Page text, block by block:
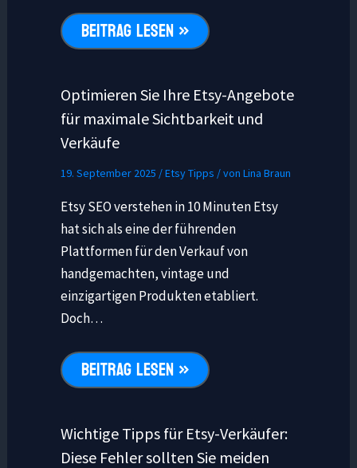
BEITRAG LESEN »
Optimieren Sie Ihre Etsy-Angebote
für maximale Sichtbarkeit und
Verkäufe
19. September 2025 /Etsy Tipps / von Lina Braun
Etsy SEO verstehen in 10 Minuten Etsy
hat sich als eine der führenden
Plattformen für den Verkauf von
handgemachten, vintage und
einzigartigen Produkten etabliert.
Doch…
BEITRAG LESEN »
Wichtige Tipps für Etsy-Verkäufer:
Diese Fehler sollten Sie meiden